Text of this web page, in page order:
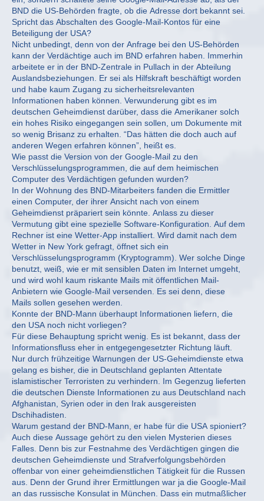
BND die US-Behörden fragte, ob die Adresse dort bekannt sei.
Spricht das Abschalten des Google-Mail-Kontos für eine
Beteiligung der USA?
Nicht unbedingt, denn von der Anfrage bei den US-Behörden
kann der Verdächtige auch im BND erfahren haben. Immerhin
arbeitete er in der BND-Zentrale in Pullach in der Abteilung
Auslandsbeziehungen. Er sei als Hilfskraft beschäftigt worden
und habe kaum Zugang zu sicherheitsrelevanten
Informationen haben können. Verwunderung gibt es im
deutschen Geheimdienst darüber, dass die Amerikaner solch
ein hohes Risiko eingegangen sein sollen, um Dokumente mit
so wenig Brisanz zu erhalten. “Das hätten die doch auch auf
anderen Wegen erfahren können”, heißt es.
Wie passt die Version von der Google-Mail zu den
Verschlüsselungsprogrammen, die auf dem heimischen
Computer des Verdächtigen gefunden wurden?
In der Wohnung des BND-Mitarbeiters fanden die Ermittler
einen Computer, der ihrer Ansicht nach von einem
Geheimdienst präpariert sein könnte. Anlass zu dieser
Vermutung gibt eine spezielle Software-Konfiguration. Auf dem
Rechner ist eine Wetter-App installiert. Wird damit nach dem
Wetter in New York gefragt, öffnet sich ein
Verschlüsselungsprogramm (Kryptogramm). Wer solche Dinge
benutzt, weiß, wie er mit sensiblen Daten im Internet umgeht,
und wird wohl kaum riskante Mails mit öffentlichen Mail-
Anbietern wie Google-Mail versenden. Es sei denn, diese
Mails sollen gesehen werden.
Konnte der BND-Mann überhaupt Informationen liefern, die
den USA noch nicht vorliegen?
Für diese Behauptung spricht wenig. Es ist bekannt, dass der
Informationsfluss eher in entgegengesetzter Richtung läuft.
Nur durch frühzeitige Warnungen der US-Geheimdienste etwa
gelang es bisher, die in Deutschland geplanten Attentate
islamistischer Terroristen zu verhindern. Im Gegenzug lieferten
die deutschen Dienste Informationen zu aus Deutschland nach
Afghanistan, Syrien oder in den Irak ausgereisten
Dschihadisten.
Warum gestand der BND-Mann, er habe für die USA spioniert?
Auch diese Aussage gehört zu den vielen Mysterien dieses
Falles. Denn bis zur Festnahme des Verdächtigen gingen die
deutschen Geheimdienste und Strafverfolgungsbehörden
offenbar von einer geheimdienstlichen Tätigkeit für die Russen
aus. Denn der Grund ihrer Ermittlungen war ja die Google-Mail
an das russische Konsulat in München. Dass ein mutmaßlicher